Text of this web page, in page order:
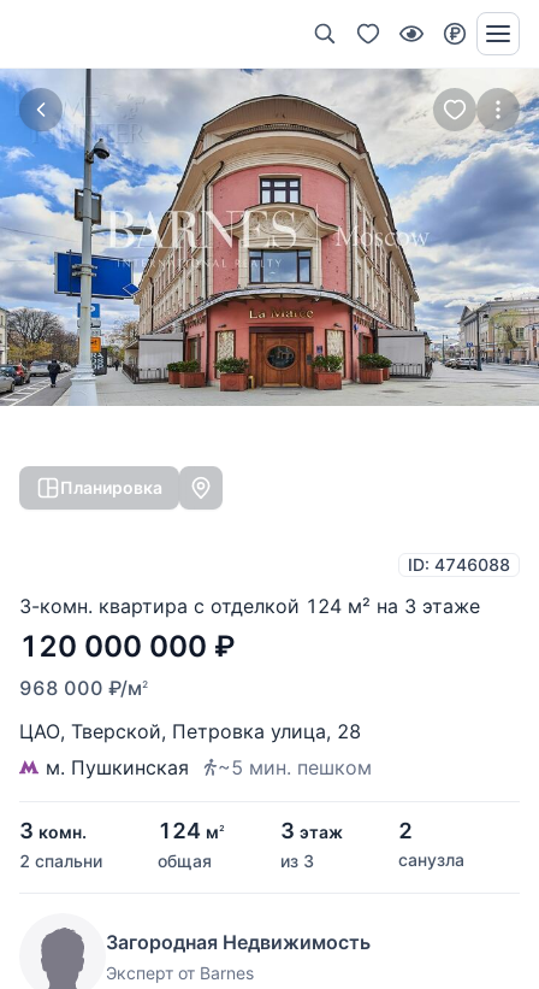
Планировка
ID: 4746088
3-комн. квартира с отделкой 124 м² на 3 этаже
120 000 000 ₽
968 000 ₽/м2
ЦАО, Тверской, Петровка улица, 28
м. Пушкинская
~5 мин. пешком
3 комн.
2 спальни
124 м2
общая
3 этаж
из 3
2
санузла
Загородная Недвижимость
Эксперт от Barnes